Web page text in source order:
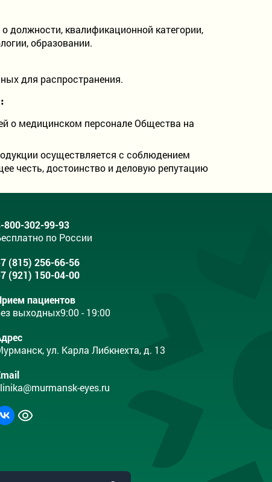
должности, квалификационной категории,
образовании.
для распространения.
о медицинском персонале Общества на
осуществляется с соблюдением
честь, достоинство и деловую репутацию
800-302-99-93
по России
(815) 256-66-56
(921) 150-04-00
пациентов
9:00 - 19:00
выходных
ул. Карла Либкнехта, д. 13
eyes.ru